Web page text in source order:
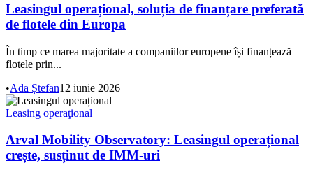
Leasingul operațional, soluția de finanțare preferată
de flotele din Europa
În timp ce marea majoritate a companiilor europene își finanțează
flotele prin...
•Ada Ștefan12 iunie 2026
Leasing operaţional
Arval Mobility Observatory: Leasingul operațional
crește, susținut de IMM-uri